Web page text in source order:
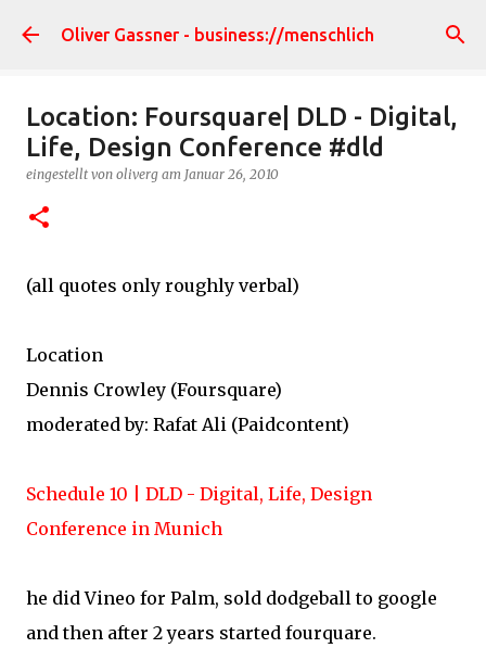
Direkt zum Hauptbereich
Oliver Gassner - business://menschlich
Location: Foursquare| DLD - Digital,
Life, Design Conference #dld
eingestellt von oliverg am Januar 26, 2010
(all quotes only roughly verbal)
Location
Dennis Crowley (Foursquare)
moderated by: Rafat Ali (Paidcontent)
Schedule 10 | DLD - Digital, Life, Design
Conference in Munich
he did Vineo for Palm, sold dodgeball to google
and then after 2 years started fourquare.